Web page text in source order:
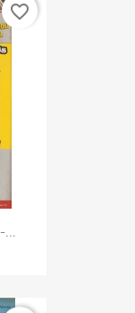
...
favorite_border